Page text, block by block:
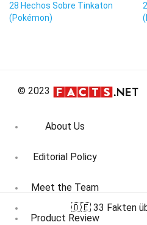
28 Hechos Sobre Tinkaton
(Pokémon)
© 2023
About Us
Editorial Policy
Meet the Team
Product Review
🇩🇪 33 Fakten